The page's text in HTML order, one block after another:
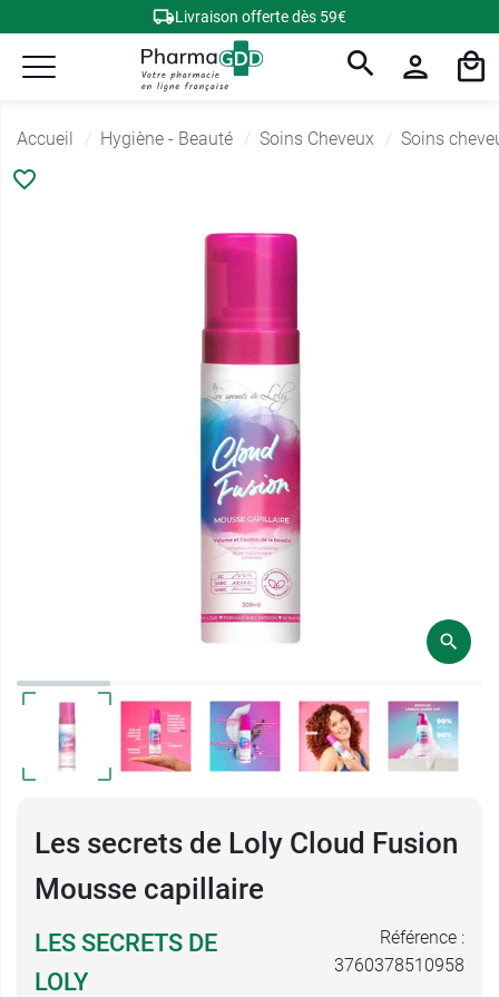
Livraison offerte dès 59€
Accueil Hygiène - Beauté Soins Cheveux Soins
Les secrets de Loly Cloud Fusion
Mousse capillaire
LES SECRETS DE
LOLY
Référence :
3760378510958